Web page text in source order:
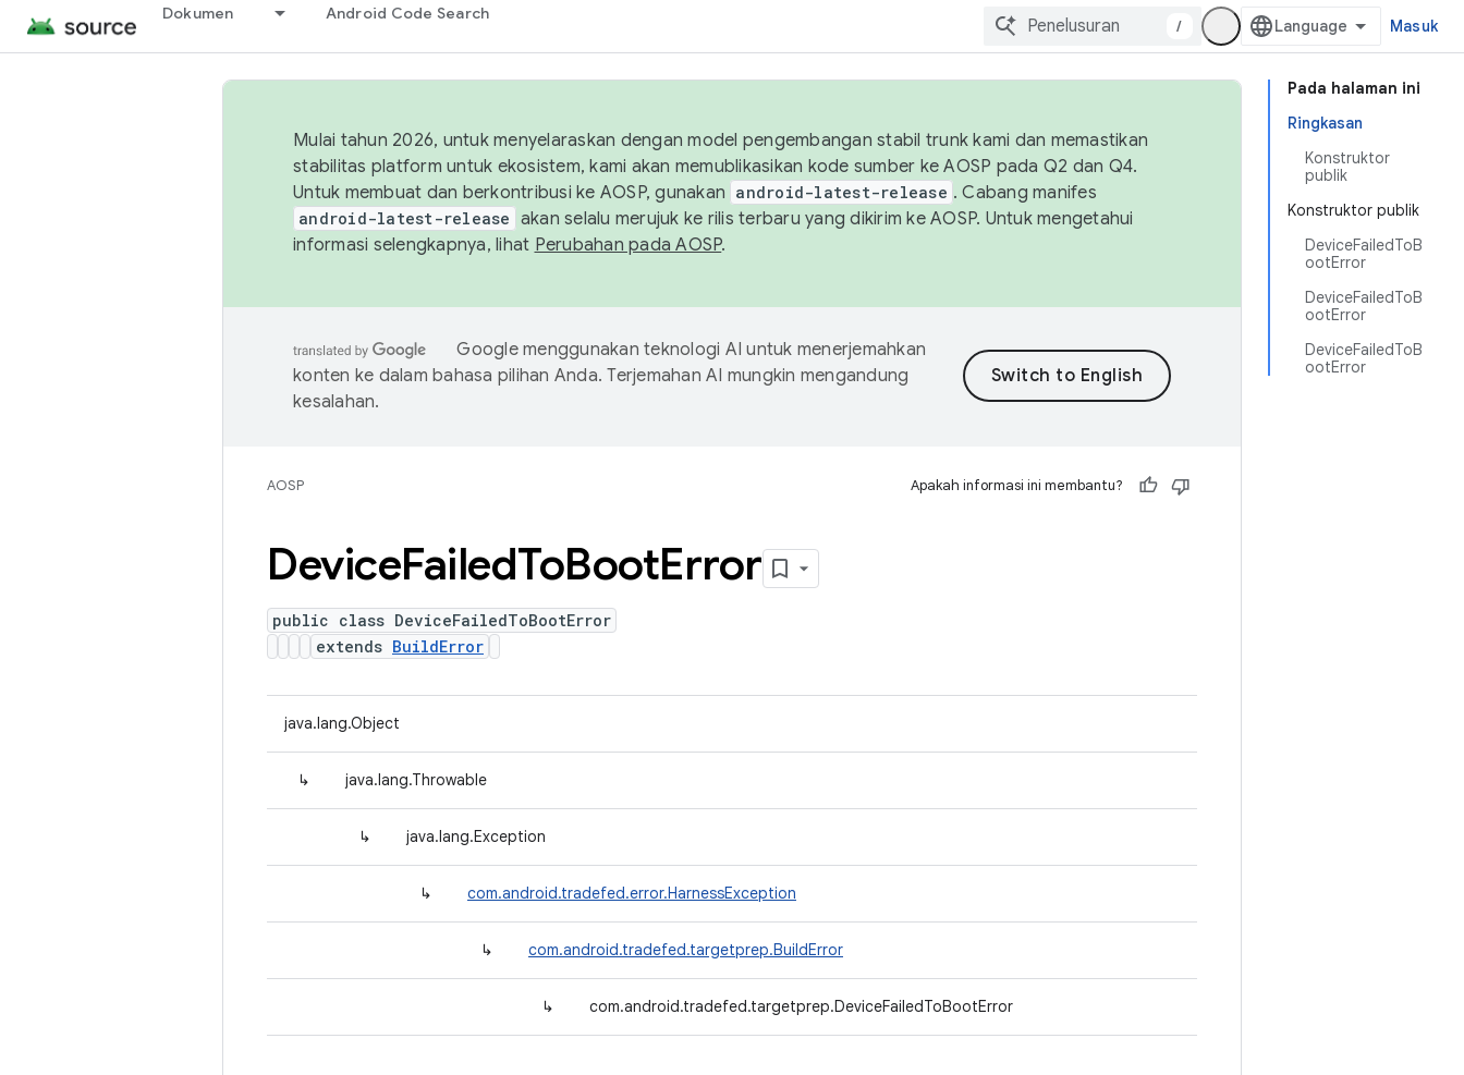
Dokumen Android Code Search
/ Masuk
Pada halaman ini
Ringkasan
Konstruktor
publik
Konstruktor publik
DeviceFailedToB
ootError
DeviceFailedToB
ootError
DeviceFailedToB
ootError
Mulai tahun 2026, untuk menyelaraskan dengan model pengembangan stabil trunk kami dan memastikan
stabilitas platform untuk ekosistem, kami akan memublikasikan kode sumber ke AOSP pada Q2 dan Q4.
Untuk membuat dan berkontribusi ke AOSP, gunakan android-latest-release . Cabang manifes
android-latest-release akan selalu merujuk ke rilis terbaru yang dikirim ke AOSP. Untuk mengetahui
informasi selengkapnya, lihat Perubahan pada AOSP.
Google menggunakan teknologi AI untuk menerjemahkan
konten ke dalam bahasa pilihan Anda. Terjemahan AI mungkin mengandung
kesalahan.
AOSP Apakah informasi ini membantu?
DeviceFailedToBootError
public class DeviceFailedToBootError
extends BuildError
java.lang.Object
↳ java.lang.Throwable
↳ java.lang.Exception
↳ com.android.tradefed.error.HarnessException
↳ com.android.tradefed.targetprep.BuildError
↳ com.android.tradefed.targetprep.DeviceFailedToBootError